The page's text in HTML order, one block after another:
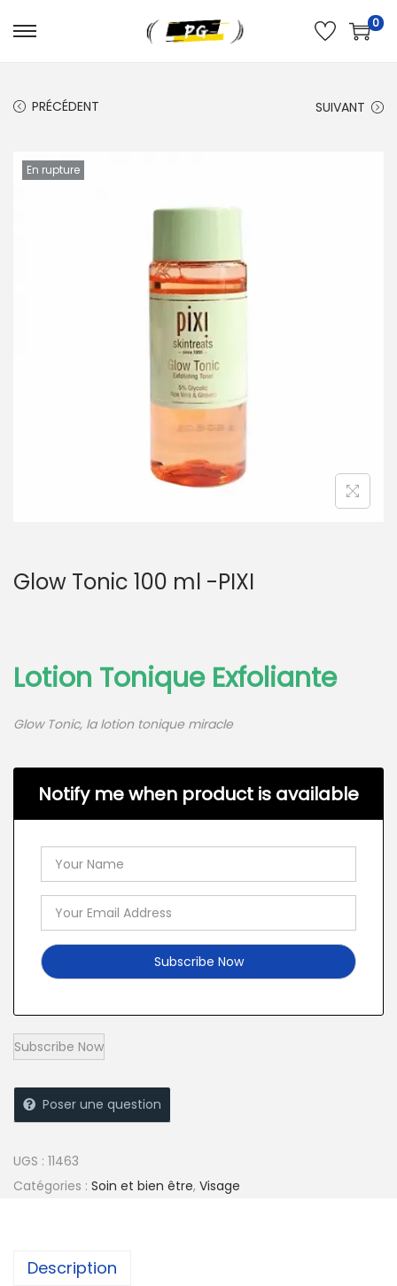
0
PRÉCÉDENT SUIVANT
En rupture
Glow Tonic 100 ml -PIXI
Lotion Tonique Exfoliante
Glow Tonic, la lotion tonique miracle
Notify me when product is available
Poser une question
UGS : 11463
Catégories : Soin et bien être, Visage
Description